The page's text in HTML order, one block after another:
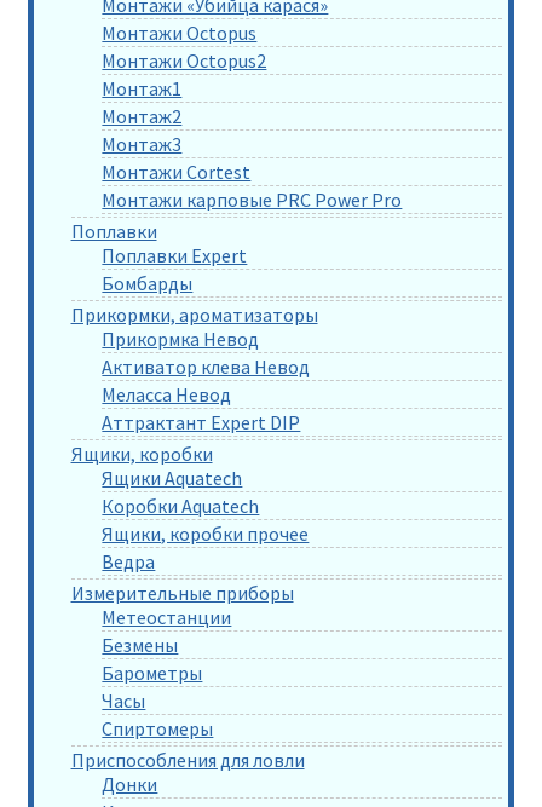
Монтажи «Убийца карася»
Монтажи Octopus
Монтажи Octopus2
Монтаж1
Монтаж2
Монтаж3
Монтажи Cortest
Монтажи карповые PRC Power Pro
Поплавки
Поплавки Expert
Бомбарды
Прикормки, ароматизаторы
Прикормка Невод
Активатор клева Невод
Меласса Невод
Аттрактант Expert DIP
Ящики, коробки
Ящики Aquatech
Коробки Aquatech
Ящики, коробки прочее
Ведра
Измерительные приборы
Метеостанции
Безмены
Барометры
Часы
Спиртомеры
Приспособления для ловли
Донки